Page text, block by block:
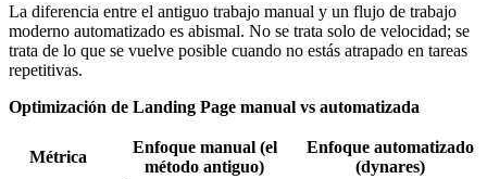
La diferencia entre el antiguo trabajo manual y un flujo de trabajo
moderno automatizado es abismal. No se trata solo de velocidad; se
trata de lo que se vuelve posible cuando no estás atrapado en tareas
repetitivas.
Optimización de Landing Page manual vs automatizada
Métrica
Enfoque manual (el
método antiguo)
Enfoque automatizado
(dynares)